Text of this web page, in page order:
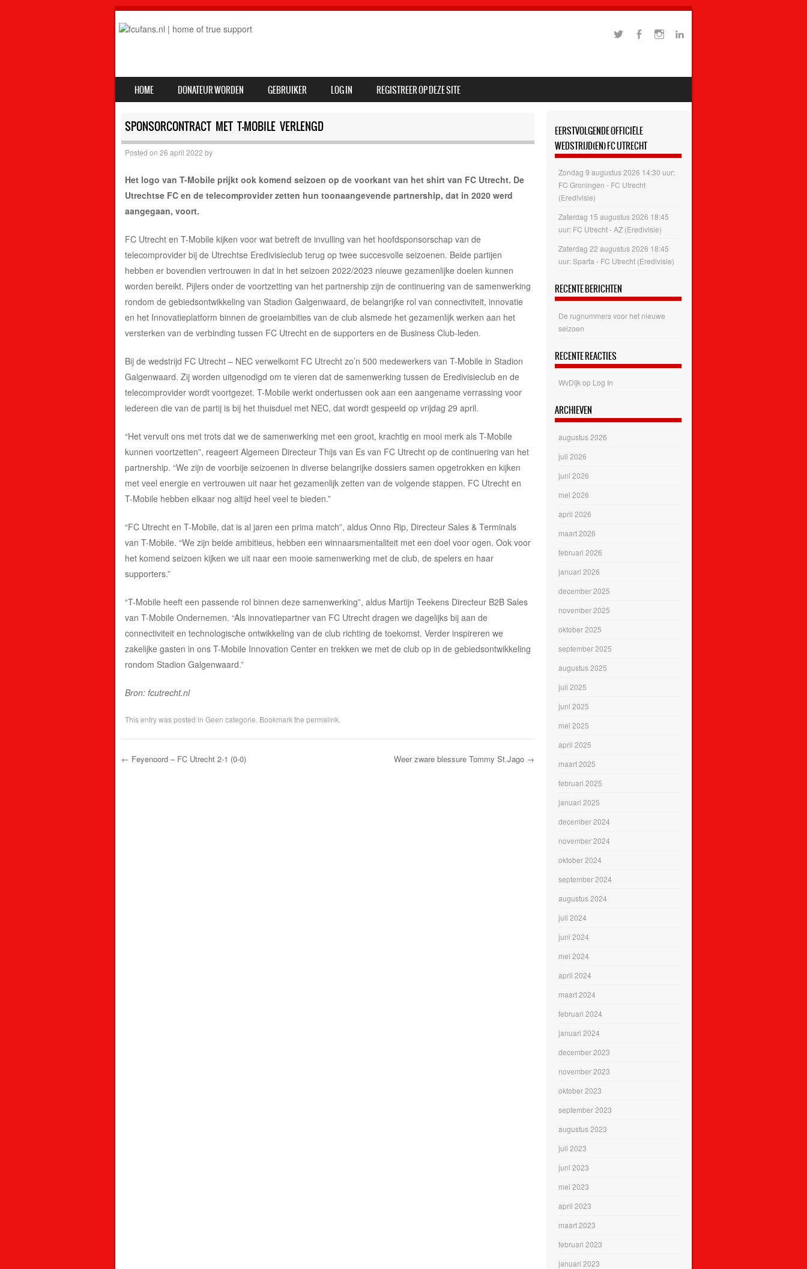
MENU
SKIP TO CONTENT
HOME DONATEUR WORDEN GEBRUIKER LOG IN REGISTREER OP DEZE SITE
SPONSORCONTRACT MET T-MOBILE VERLENGD
Posted on 26 april 2022 by
Het logo van T-Mobile prijkt ook komend seizoen op de voorkant van het shirt van FC Utrecht. De
Utrechtse FC en de telecomprovider zetten hun toonaangevende partnership, dat in 2020 werd
aangegaan, voort.
FC Utrecht en T-Mobile kijken voor wat betreft de invulling van het hoofdsponsorschap van de
telecomprovider bij de Utrechtse Eredivisieclub terug op twee succesvolle seizoenen. Beide partijen
hebben er bovendien vertrouwen in dat in het seizoen 2022/2023 nieuwe gezamenlijke doelen kunnen
worden bereikt. Pijlers onder de voortzetting van het partnership zijn de continuering van de samenwerking
rondom de gebiedsontwikkeling van Stadion Galgenwaard, de belangrijke rol van connectiviteit, innovatie
en het Innovatieplatform binnen de groeiambities van de club alsmede het gezamenlijk werken aan het
versterken van de verbinding tussen FC Utrecht en de supporters en de Business Club-leden.
Bij de wedstrijd FC Utrecht – NEC verwelkomt FC Utrecht zo’n 500 medewerkers van T-Mobile in Stadion
Galgenwaard. Zij worden uitgenodigd om te vieren dat de samenwerking tussen de Eredivisieclub en de
telecomprovider wordt voortgezet. T-Mobile werkt ondertussen ook aan een aangename verrassing voor
iedereen die van de partij is bij het thuisduel met NEC, dat wordt gespeeld op vrijdag 29 april.
“Het vervult ons met trots dat we de samenwerking met een groot, krachtig en mooi merk als T-Mobile
kunnen voortzetten”, reageert Algemeen Directeur Thijs van Es van FC Utrecht op de continuering van het
partnership. “We zijn de voorbije seizoenen in diverse belangrijke dossiers samen opgetrokken en kijken
met veel energie en vertrouwen uit naar het gezamenlijk zetten van de volgende stappen. FC Utrecht en
T-Mobile hebben elkaar nog altijd heel veel te bieden.”
“FC Utrecht en T-Mobile, dat is al jaren een prima match”, aldus Onno Rip, Directeur Sales & Terminals
van T-Mobile. “We zijn beide ambitieus, hebben een winnaarsmentaliteit met een doel voor ogen. Ook voor
het komend seizoen kijken we uit naar een mooie samenwerking met de club, de spelers en haar
supporters.”
“T-Mobile heeft een passende rol binnen deze samenwerking”, aldus Martijn Teekens Directeur B2B Sales
van T-Mobile Ondernemen. “Als innovatiepartner van FC Utrecht dragen we dagelijks bij aan de
connectiviteit en technologische ontwikkeling van de club richting de toekomst. Verder inspireren we
zakelijke gasten in ons T-Mobile Innovation Center en trekken we met de club op in de gebiedsontwikkeling
rondom Stadion Galgenwaard.”
Bron: fcutrecht.nl
This entry was posted in Geen categorie . Bookmark the permalink
← Feyenoord – FC Utrecht 2-1 (0-0) Weer zware blessure Tommy St.Jago →
EERSTVOLGENDE OFFICIËLE
WEDSTRIJD(EN) FC UTRECHT
Zondag 9 augustus 2026 14:30 uur:
FC Groningen - FC Utrecht
(Eredivisie)
Zaterdag 15 augustus 2026 18:45
uur: FC Utrecht - AZ (Eredivisie)
Zaterdag 22 augustus 2026 18:45
uur: Sparta - FC Utrecht (Eredivisie)
RECENTE BERICHTEN
De rugnummers voor het nieuwe
seizoen
RECENTE REACTIES
WvDijk op Log In
ARCHIEVEN
augustus 2026
juli 2026
juni 2026
mei 2026
april 2026
maart 2026
februari 2026
januari 2026
december 2025
november 2025
oktober 2025
september 2025
augustus 2025
juli 2025
juni 2025
mei 2025
april 2025
maart 2025
februari 2025
januari 2025
december 2024
november 2024
oktober 2024
september 2024
augustus 2024
juli 2024
juni 2024
mei 2024
april 2024
maart 2024
februari 2024
januari 2024
december 2023
november 2023
oktober 2023
september 2023
augustus 2023
juli 2023
juni 2023
mei 2023
april 2023
maart 2023
februari 2023
januari 2023